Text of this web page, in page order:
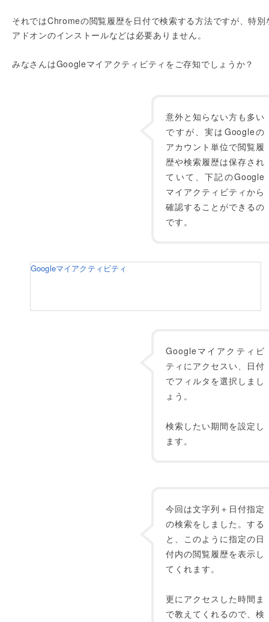
それではChromeの閲覧履歴を日付で検索する方法ですが、特別
アドオンのインストールなどは必要ありません。
みなさんはGoogleマイアクティビティをご存知でしょうか？
意外と知らない方も多い
ですが、実はGoogleの
アカウント単位で閲覧履
歴や検索履歴は保存され
ていて、下記のGoogle
マイアクティビティから
確認することができるの
です。
Googleマイアクティビティ
Googleマイアクティビ
ティにアクセスい、日付
でフィルタを選択しまし
ょう。
検索したい期間を設定し
ます。
今回は文字列＋日付指定
の検索をしました。する
と、このように指定の日
付内の閲覧履歴を表示し
てくれます。
更にアクセスした時間ま
で教えてくれるので、検